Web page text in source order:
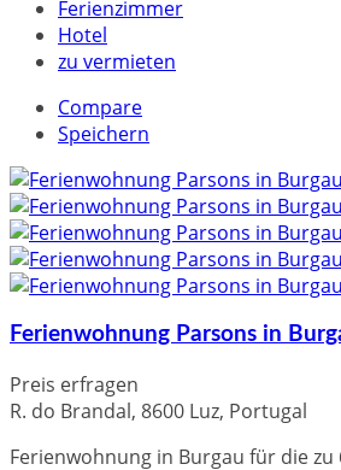
Ferienzimmer
Hotel
zu vermieten
Compare
Speichern
Ferienwohnung Parsons in
Preis erfragen
R. do Brandal, 8600 Luz, Portugal
Ferienwohnung in Burgau für die zu